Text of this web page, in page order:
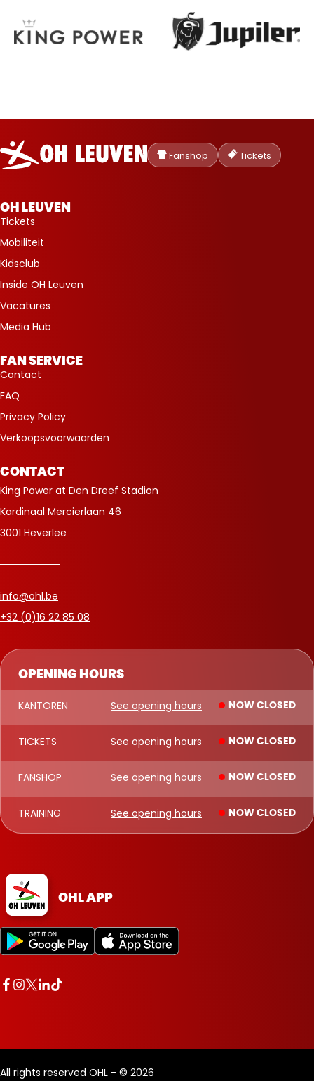
Oud-
Heverlee
Leuven
Fanshop Tickets
OPENING HOURS
KANTOREN See opening hours NOW CLOSED
TICKETS See opening hours NOW CLOSED
FANSHOP See opening hours NOW CLOSED
TRAINING See opening hours NOW CLOSED
OH LEUVEN
Tickets
Mobiliteit
Kidsclub
Inside OH Leuven
Vacatures
Media Hub
FAN SERVICE
Contact
FAQ
Privacy Policy
Verkoopsvoorwaarden
CONTACT
King Power at Den Dreef Stadion
Kardinaal Mercierlaan 46
3001 Heverlee
info@ohl.be
+32 (0)16 22 85 08
OHL APP
All rights reserved OHL - © 2026